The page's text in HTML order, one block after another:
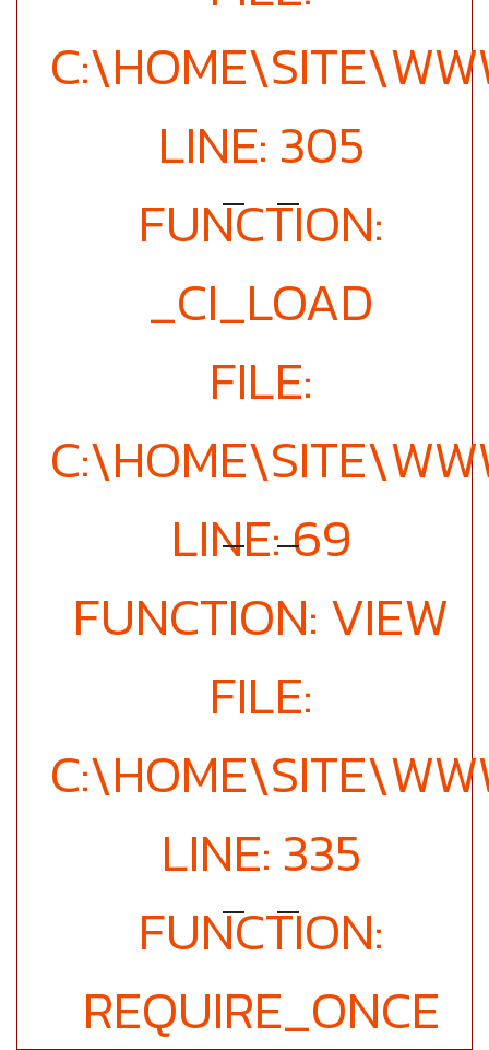
LINE: 305
FUNCTION:
_CI_LOAD
FILE:
LINE: 69
FUNCTION: VIEW
FILE:
LINE: 335
FUNCTION:
REQUIRE_ONCE